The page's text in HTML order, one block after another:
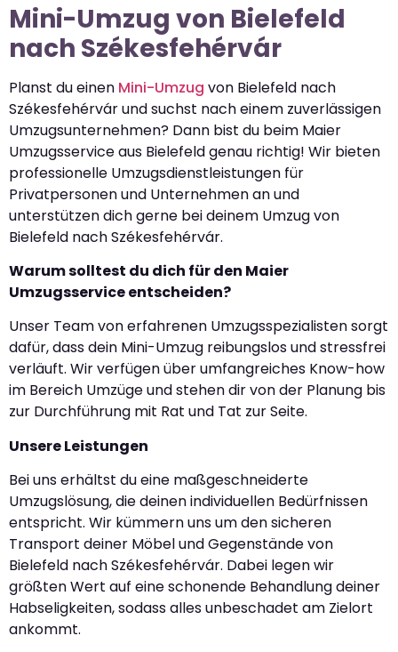
Mini-Umzug von Bielefeld
nach Székesfehérvár
Planst du einen Mini-Umzug von Bielefeld nach
Székesfehérvár und suchst nach einem zuverlässigen
Umzugsunternehmen? Dann bist du beim Maier
Umzugsservice aus Bielefeld genau richtig! Wir bieten
professionelle Umzugsdienstleistungen für
Privatpersonen und Unternehmen an und
unterstützen dich gerne bei deinem Umzug von
Bielefeld nach Székesfehérvár.
Warum solltest du dich für den Maier
Umzugsservice entscheiden?
Unser Team von erfahrenen Umzugsspezialisten sorgt
dafür, dass dein Mini-Umzug reibungslos und stressfrei
verläuft. Wir verfügen über umfangreiches Know-how
im Bereich Umzüge und stehen dir von der Planung bis
zur Durchführung mit Rat und Tat zur Seite.
Unsere Leistungen
Bei uns erhältst du eine maßgeschneiderte
Umzugslösung, die deinen individuellen Bedürfnissen
entspricht. Wir kümmern uns um den sicheren
Transport deiner Möbel und Gegenstände von
Bielefeld nach Székesfehérvár. Dabei legen wir
größten Wert auf eine schonende Behandlung deiner
Habseligkeiten, sodass alles unbeschadet am Zielort
ankommt.